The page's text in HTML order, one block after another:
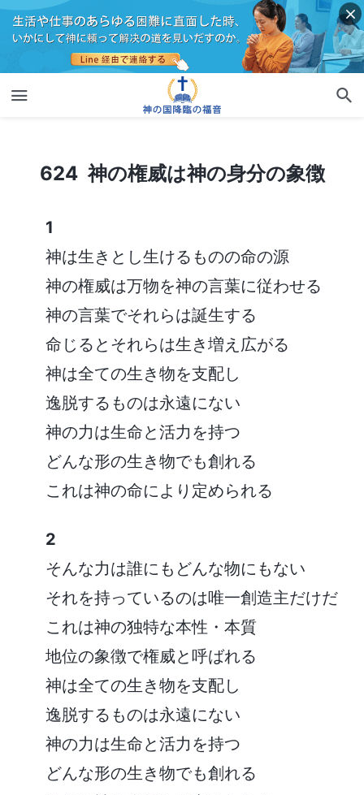
624 神の権威は神の身分の象徴
624 神の権威は神の身分の象徴
1
神は生きとし生けるものの命の源
神の権威は万物を神の言葉に従わせる
神の言葉でそれらは誕生する
命じるとそれらは生き増え広がる
神は全ての生き物を支配し
逸脱するものは永遠にない
神の力は生命と活力を持つ
どんな形の生き物でも創れる
これは神の命により定められる
2
そんな力は誰にもどんな物にもない
それを持っているのは唯一創造主だけだ
これは神の独特な本性・本質
地位の象徴で権威と呼ばれる
神は全ての生き物を支配し
逸脱するものは永遠にない
神の力は生命と活力を持つ
どんな形の生き物でも創れる